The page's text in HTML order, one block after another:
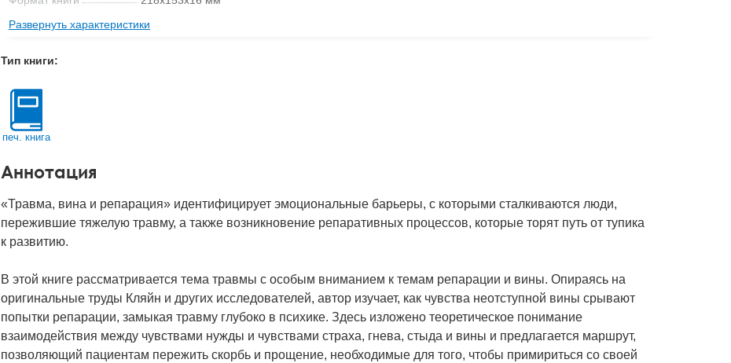
Вес
0.401 кг
Год
Код
Развернуть характеристики
Тип книги:
печ. книга
Аннотация
«Травма, вина и репарация» идентифицирует эмоциональные барьеры, с которыми сталкиваются люди,
пережившие тяжелую травму, а также возникновение репаративных процессов, которые торят путь от тупика
к развитию.
В этой книге рассматривается тема травмы с особым вниманием к темам репарации и вины. Опираясь на
оригинальные труды Кляйн и других исследователей, автор изучает, как чувства неотступной вины срывают
попытки репарации, замыкая травму глубоко в психике. Здесь изложено теоретическое понимание
взаимодействия между чувствами нужды и чувствами страха, гнева, стыда и вины и предлагается маршрут,
позволяющий пациентам пережить скорбь и прощение, необходимые для того, чтобы примириться со своей